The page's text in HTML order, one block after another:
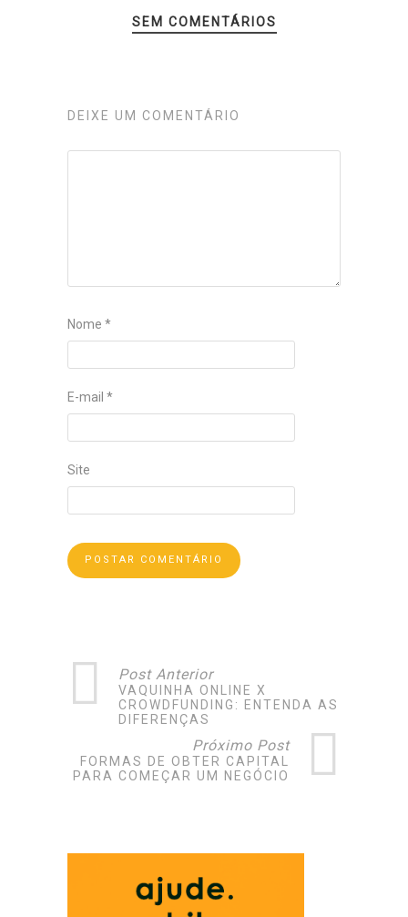
SEM COMENTÁRIOS
DEIXE UM COMENTÁRIO
Nome *
E-mail *
Site
Post Anterior
VAQUINHA ONLINE X
CROWDFUNDING: ENTENDA AS
DIFERENÇAS
Próximo Post
FORMAS DE OBTER CAPITAL
PARA COMEÇAR UM NEGÓCIO